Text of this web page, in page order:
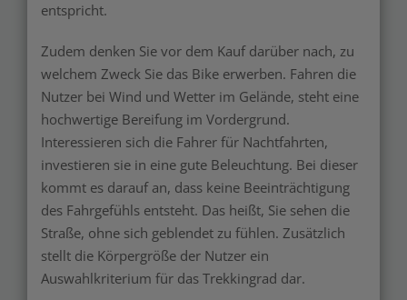
entspricht.
Zudem denken Sie vor dem Kauf darüber nach, zu
welchem Zweck Sie das Bike erwerben. Fahren die
Nutzer bei Wind und Wetter im Gelände, steht eine
hochwertige Bereifung im Vordergrund.
Interessieren sich die Fahrer für Nachtfahrten,
investieren sie in eine gute Beleuchtung. Bei dieser
kommt es darauf an, dass keine Beeinträchtigung
des Fahrgefühls entsteht. Das heißt, Sie sehen die
Straße, ohne sich geblendet zu fühlen. Zusätzlich
stellt die Körpergröße der Nutzer ein
Auswahlkriterium für das Trekkingrad dar.